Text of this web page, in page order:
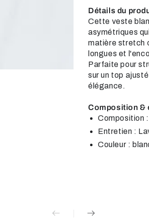
Détails du
Cette veste
asymétriques
matière stretch
longues et
Parfaite pour
sur un top
élégance.
Composition &
Composition
Entretien :
Couleur :